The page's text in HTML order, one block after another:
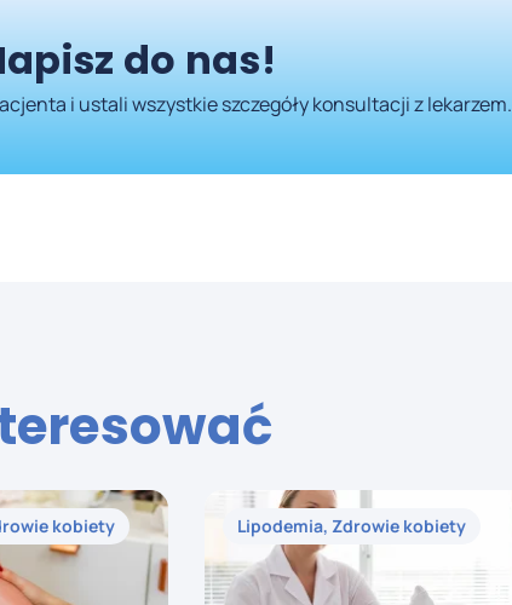
do nas!
i ustali wszystkie szczegóły konsultacji z lekarzem.
kobiety Lipodemia, Zdrowie kobiety